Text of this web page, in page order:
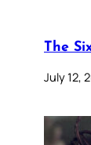
The
July 12,